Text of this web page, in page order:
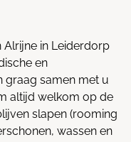
Alrijne in Leiderdorp
en
graag samen met u
altijd welkom op de
slapen (rooming
wassen en